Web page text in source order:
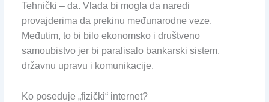
Tehnički – da. Vlada bi mogla da naredi
provajderima da prekinu međunarodne veze.
Međutim, to bi bilo ekonomsko i društveno
samoubistvo jer bi paralisalo bankarski sistem,
državnu upravu i komunikacije.
Ko poseduje „fizički“ internet?